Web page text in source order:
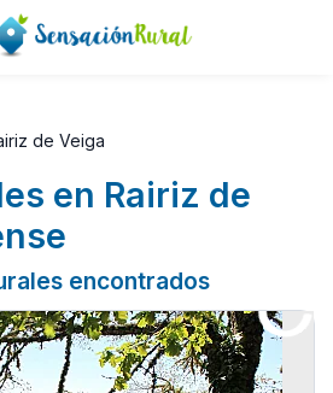
de Veiga
en Rairiz de
encontrados